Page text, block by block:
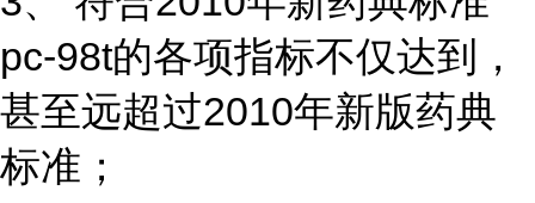
pc-98t的各项指标不仅达到，
甚至远超过2010年新版药典
标准；